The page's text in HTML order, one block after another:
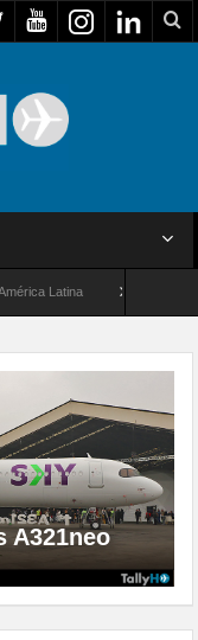
Thales multiplica por diez
A321neo